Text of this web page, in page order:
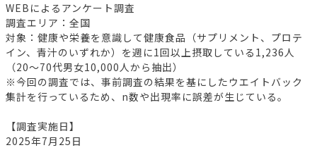
WEBによるアンケート調査
調査エリア：全国
対象：健康や栄養を意識して健康食品（サプリメント、プロテ
イン、青汁のいずれか）を週に1回以上摂取している1,236人
（20～70代男女10,000人から抽出）
※今回の調査では、事前調査の結果を基にしたウエイトバック
集計を行っているため、n数や出現率に誤差が生じている。
【調査実施日】
2025年7月25日